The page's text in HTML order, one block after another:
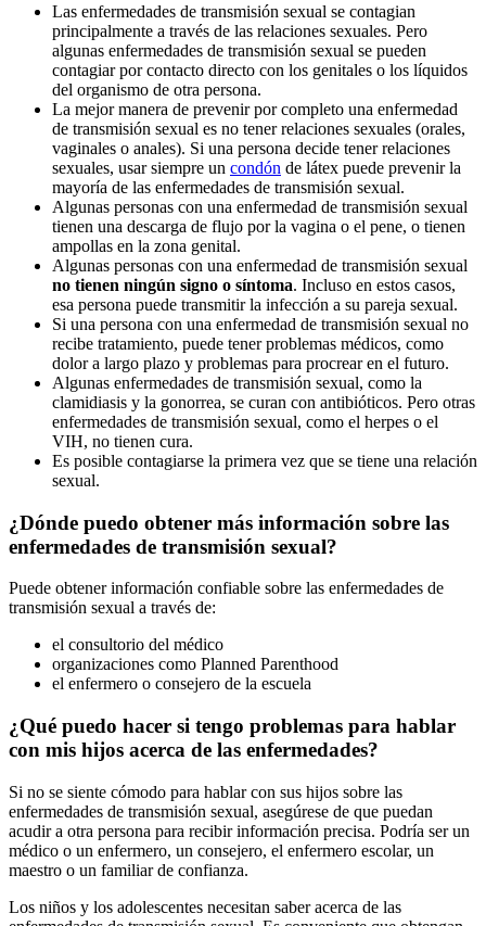
Las enfermedades de transmisión sexual se contagian
principalmente a través de las relaciones sexuales. Pero
algunas enfermedades de transmisión sexual se pueden
contagiar por contacto directo con los genitales o los líquidos
del organismo de otra persona.
La mejor manera de prevenir por completo una enfermedad
de transmisión sexual es no tener relaciones sexuales (orales,
vaginales o anales). Si una persona decide tener relaciones
sexuales, usar siempre un condón de látex puede prevenir la
mayoría de las enfermedades de transmisión sexual.
Algunas personas con una enfermedad de transmisión sexual
tienen una descarga de flujo por la vagina o el pene, o tienen
ampollas en la zona genital.
Algunas personas con una enfermedad de transmisión sexual
no tienen ningún signo o síntoma. Incluso en estos casos,
esa persona puede transmitir la infección a su pareja sexual.
Si una persona con una enfermedad de transmisión sexual no
recibe tratamiento, puede tener problemas médicos, como
dolor a largo plazo y problemas para procrear en el futuro.
Algunas enfermedades de transmisión sexual, como la
clamidiasis y la gonorrea, se curan con antibióticos. Pero otras
enfermedades de transmisión sexual, como el herpes o el
VIH, no tienen cura.
Es posible contagiarse la primera vez que se tiene una relación
sexual.
¿Dónde puedo obtener más información sobre las
enfermedades de transmisión sexual?
Puede obtener información confiable sobre las enfermedades de
transmisión sexual a través de:
el consultorio del médico
organizaciones como Planned Parenthood
el enfermero o consejero de la escuela
¿Qué puedo hacer si tengo problemas para hablar
con mis hijos acerca de las enfermedades?
Si no se siente cómodo para hablar con sus hijos sobre las
enfermedades de transmisión sexual, asegúrese de que puedan
acudir a otra persona para recibir información precisa. Podría ser un
médico o un enfermero, un consejero, el enfermero escolar, un
maestro o un familiar de confianza.
Los niños y los adolescentes necesitan saber acerca de las